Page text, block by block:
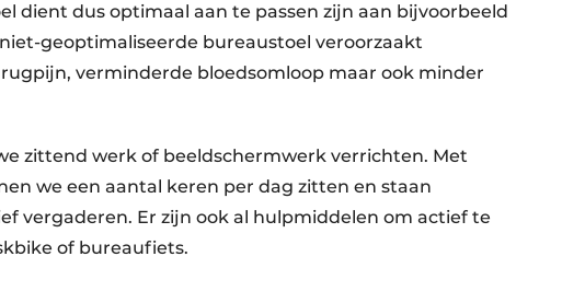
dient dus optimaal aan te passen zijn aan bijvoorbeeld
geoptimaliseerde bureaustoel veroorzaakt
verminderde bloedsomloop maar ook minder
zittend werk of beeldschermwerk verrichten. Met
we een aantal keren per dag zitten en staan
vergaderen. Er zijn ook al hulpmiddelen om actief te
of bureaufiets.